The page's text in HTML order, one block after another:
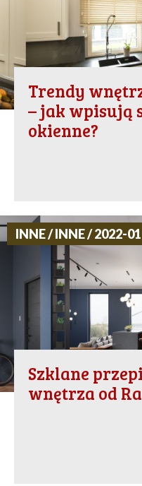
Trendy
– jak wpisują
okienne?
INNE / INNE / 2022-
Szklane
wnętrza od